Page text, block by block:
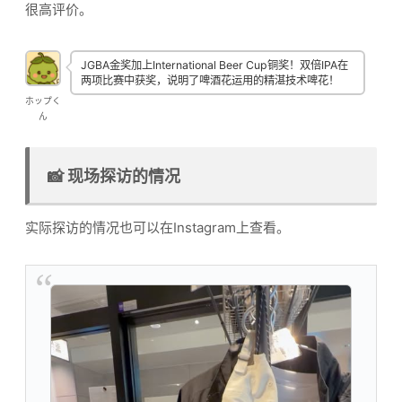
很高评价。
ホップく
ん
JGBA金奖加上International Beer Cup铜奖！双倍IPA在
两项比赛中获奖，说明了啤酒花运用的精湛技术啤花！
📸 现场探访的情况
实际探访的情况也可以在Instagram上查看。